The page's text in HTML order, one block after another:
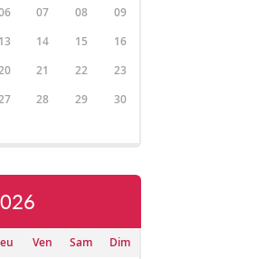
07 08
09
13 14 15
16
21 22
23
28 29
30
Ven Sam
Dim